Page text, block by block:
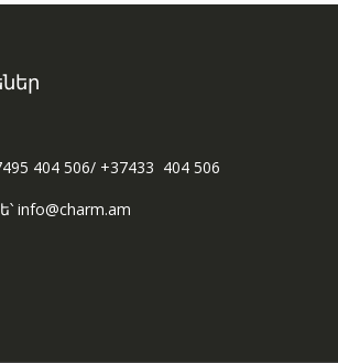
404 506/ +37433 404 506
info@charm.am